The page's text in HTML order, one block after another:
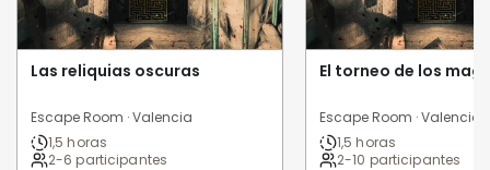
Las reliquias oscuras
Escape Room · Valencia
1,5 horas
2-6 participantes
El torneo de los
Escape Room · Valencia
1,5 horas
2-10 participantes